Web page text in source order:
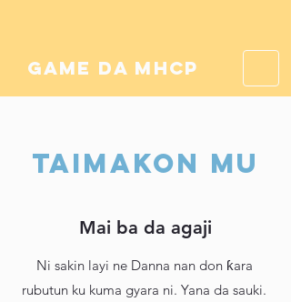
game da mhcp
TAIMAKON MU
Mai ba da agaji
Ni sakin layi ne Danna nan don ƙara
rubutun ku kuma gyara ni. Yana da sauki.